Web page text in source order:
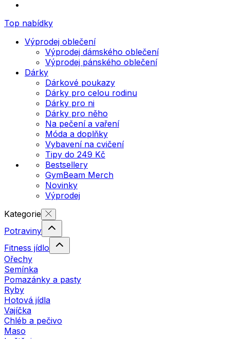
Top nabídky
Výprodej oblečení
Výprodej dámského oblečení
Výprodej pánského oblečení
Dárky
Dárkové poukazy
Dárky pro celou rodinu
Dárky pro ni
Dárky pro něho
Na pečení a vaření
Móda a doplňky
Vybavení na cvičení
Tipy do 249 Kč
Bestsellery
GymBeam Merch
Novinky
Výprodej
Kategorie
Potraviny
Fitness jídlo
Ořechy
Semínka
Pomazánky a pasty
Ryby
Hotová jídla
Vajíčka
Chléb a pečivo
Maso